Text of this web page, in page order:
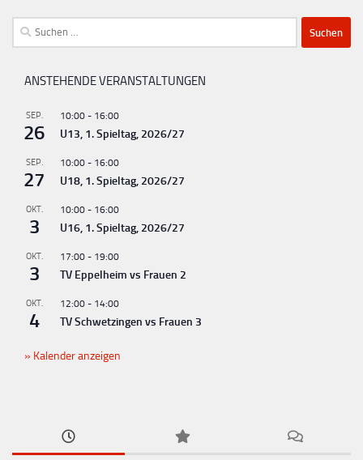
Suchen
nach:
ANSTEHENDE VERANSTALTUNGEN
SEP.
26
10:00 - 16:00
U13, 1. Spieltag, 2026/27
SEP.
27
10:00 - 16:00
U18, 1. Spieltag, 2026/27
OKT.
3
10:00 - 16:00
U16, 1. Spieltag, 2026/27
OKT.
3
17:00 - 19:00
TV Eppelheim vs Frauen 2
OKT.
4
12:00 - 14:00
TV Schwetzingen vs Frauen 3
Kalender anzeigen